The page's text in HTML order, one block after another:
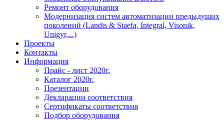
Ремонт оборудования
Модернизация систем автоматизации предыдущих
поколений (Landis & Staefa, Integral, Visonik,
Unigyr,...)
Проекты
Контакты
Информация
Прайс - лист 2020г.
Каталог 2020г.
Презентации
Декларации соответствия
Сертификаты соответствия
Подбор оборудования